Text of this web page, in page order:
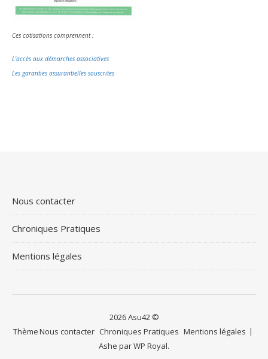
Ces cotisations comprennent :
L’accès aux démarches associatives
Les garanties assurantielles souscrites
Nous contacter
Chroniques Pratiques
Mentions légales
2026 Asu42 ©
Nous contacter Chroniques Pratiques Mentions légales
Thème
Ashe parWP Royal.